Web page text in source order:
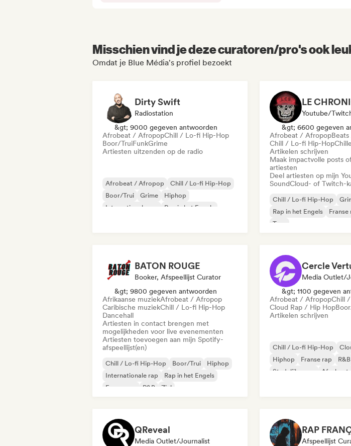
Misschien vind je deze curatoren/pro's ook
Omdat je Blue Média's profiel bezoekt
Dirty Swift
Radiostation
&gt; 9000 gegeven antwoorden
Afrobeat / AfropopChill / Lo-fi Hip-Hop
Boor/TruiFunkGrime
Artiesten uitzenden op de radio
Afrobeat / Afropop
Chill / Lo-fi Hip-Hop
Boor/Trui
Grime
Hiphop
Internationale rap
Rap in het Engels
&gt; 6600 gegeven
Afrobeat / Afropop
Chill / Lo-fi Hip-Hop
Artikelen schrijven
Maak impactvolle posts
artiesten
Deel artiesten op mijn
SoundCloud- of Twitch-
Chill / Lo-fi Hip-Hop
Rap in het Engels
Franse
Trap
BATON ROUGE
Booker, Afspeellijst Curator
&gt; 9800 gegeven antwoorden
Afrikaanse muziekAfrobeat / Afropop
Caribische muziekChill / Lo-fi Hip-Hop
Dancehall
Artiesten in contact brengen met
mogelijkheden voor live evenementen
Artiesten toevoegen aan mijn Spotify-
afspeellijst(en)
Chill / Lo-fi Hip-Hop Boor/Trui
Hiphop
Internationale rap
Rap in het Engels
Franse rap
R&B Ziel
Cercle
Media Outlet/
&gt; 1100 gegeven
Afrobeat / AfropopChill
Cloud Rap / Hip Hop
Artikelen schrijven
Chill / Lo-fi Hip-Hop
Hiphop
Franse rap R&B
Stedelijke pop
Afrobeat
QReveal
Media Outlet/Journalist
RAP
Afspeellijst